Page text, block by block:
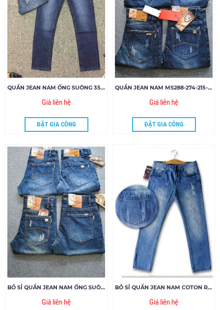
QUẦN JEAN NAM ỐNG SUÔNG 3516
Giá liên hệ
ĐẶT GIA CÔNG
QUẦN JEAN NAM MS288-274-215-325.185
Giá liên hệ
ĐẶT GIA CÔNG
BỎ SỈ QUẦN JEAN NAM ỐNG SUÔNG MS285-272-324-328
Giá liên hệ
BỎ SỈ QUẦN JEAN NAM COTON RÁCH JSA 45.18
Giá liên hệ